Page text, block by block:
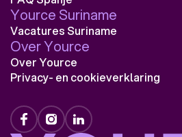
Yource Suriname
Vacatures Suriname
Over Yource
Over Yource
Privacy- en cookieverklaring